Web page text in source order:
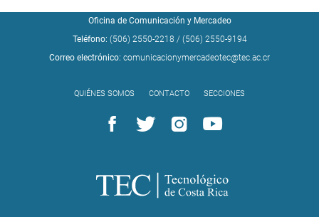
Oficina de Comunicación y Mercadeo
Teléfono: (506) 2550-2218 / (506) 2550-9194
Correo electrónico: comunicacionymercadeotec@tec.ac.cr
QUIÉNES SOMOS CONTACTO SECCIONES